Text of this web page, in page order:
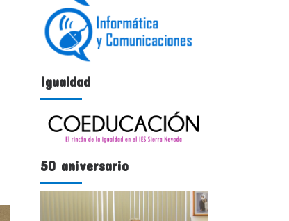
Igualdad
50 aniversario